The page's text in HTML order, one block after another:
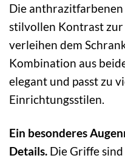
Die
stilvollen Kontrast
verleihen dem
Kombination aus
elegant und passt zu
Einrichtungsstilen.
Ein besonderes
Details. Die Griffe